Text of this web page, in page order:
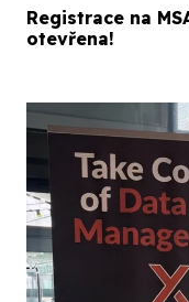
Registrace na
otevřena!